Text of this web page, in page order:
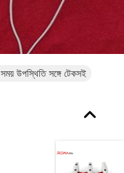
উপস্থিতি সঙ্গে টেকসই